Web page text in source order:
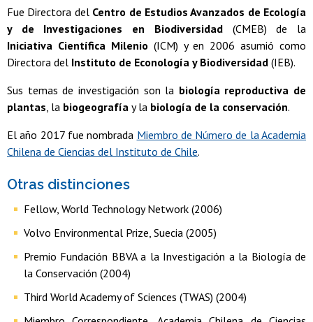
Fue Directora del Centro de Estudios Avanzados de Ecología
y de Investigaciones en Biodiversidad(CMEB) de la
Iniciativa Científica Milenio (ICM) y en 2006 asumió como
Directora del Instituto de Econología y Biodiversidad (IEB).
Sus temas de investigación son la biología reproductiva de
plantas, la biogeografía y la biología de la conservación.
El año 2017 fue nombrada Miembro de Número de la Academia
Chilena de Ciencias del Instituto de Chile.
Otras distinciones
Fellow, World Technology Network (2006)
Volvo Environmental Prize, Suecia (2005)
Premio Fundación BBVA a la Investigación a la Biología de
la Conservación (2004)
Third World Academy of Sciences (TWAS) (2004)